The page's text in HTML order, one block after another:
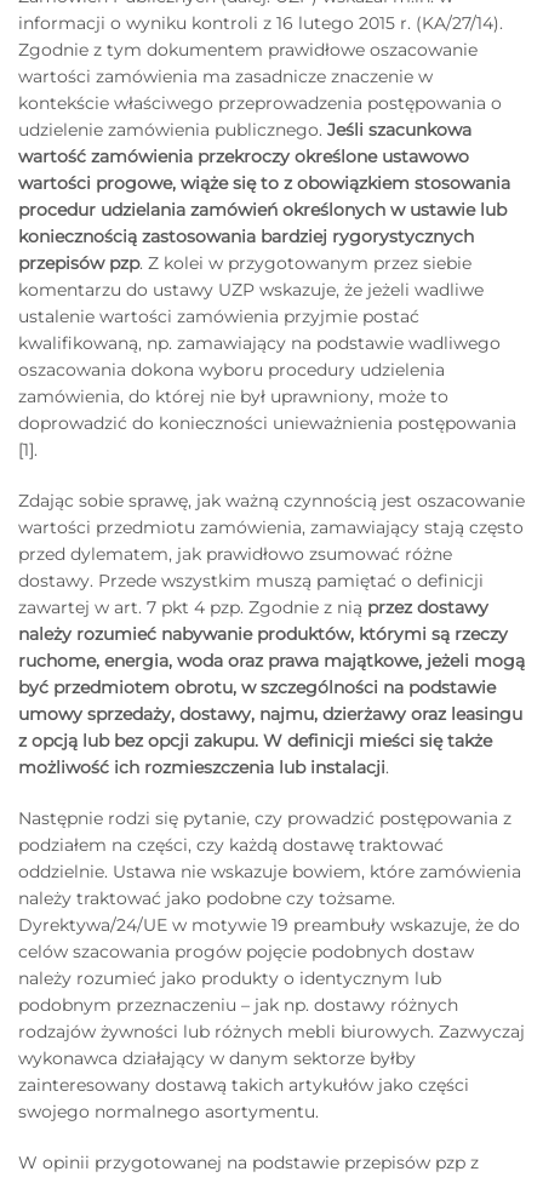
informacji o wyniku kontroli z 16 lutego 2015 r. (KA/27/14).
Zgodnie z tym dokumentem prawidłowe oszacowanie
wartości zamówienia ma zasadnicze znaczenie w
kontekście właściwego przeprowadzenia postępowania o
udzielenie zamówienia publicznego. Jeśli szacunkowa
wartość zamówienia przekroczy określone ustawowo
wartości progowe, wiąże się to z obowiązkiem stosowania
procedur udzielania zamówień określonych w ustawie lub
koniecznością zastosowania bardziej rygorystycznych
przepisów pzp. Z kolei w przygotowanym przez siebie
komentarzu do ustawy UZP wskazuje, że jeżeli wadliwe
ustalenie wartości zamówienia przyjmie postać
kwalifikowaną, np. zamawiający na podstawie wadliwego
oszacowania dokona wyboru procedury udzielenia
zamówienia, do której nie był uprawniony, może to
doprowadzić do konieczności unieważnienia postępowania
[1].
Zdając sobie sprawę, jak ważną czynnością jest oszacowanie
wartości przedmiotu zamówienia, zamawiający stają często
przed dylematem, jak prawidłowo zsumować różne
dostawy. Przede wszystkim muszą pamiętać o definicji
zawartej w art. 7 pkt 4 pzp. Zgodnie z nią przez dostawy
należy rozumieć nabywanie produktów, którymi są rzeczy
ruchome, energia, woda oraz prawa majątkowe, jeżeli mogą
być przedmiotem obrotu, w szczególności na podstawie
umowy sprzedaży, dostawy, najmu, dzierżawy oraz leasingu
z opcją lub bez opcji zakupu. W definicji mieści się także
możliwość ich rozmieszczenia lub instalacji.
Następnie rodzi się pytanie, czy prowadzić postępowania z
podziałem na części, czy każdą dostawę traktować
oddzielnie. Ustawa nie wskazuje bowiem, które zamówienia
należy traktować jako podobne czy tożsame.
Dyrektywa/24/UE w motywie 19 preambuły wskazuje, że do
celów szacowania progów pojęcie podobnych dostaw
należy rozumieć jako produkty o identycznym lub
podobnym przeznaczeniu – jak np. dostawy różnych
rodzajów żywności lub różnych mebli biurowych. Zazwyczaj
wykonawca działający w danym sektorze byłby
zainteresowany dostawą takich artykułów jako części
swojego normalnego asortymentu.
W opinii przygotowanej na podstawie przepisów pzp z